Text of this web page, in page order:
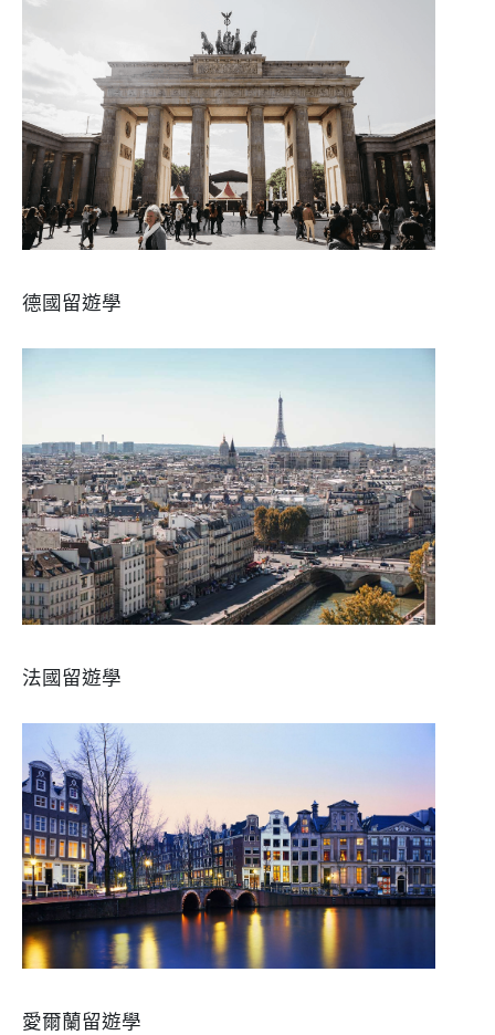
德國留遊學
法國留遊學
愛爾蘭留遊學